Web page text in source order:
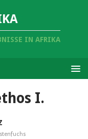
IN AFRIKA
I.